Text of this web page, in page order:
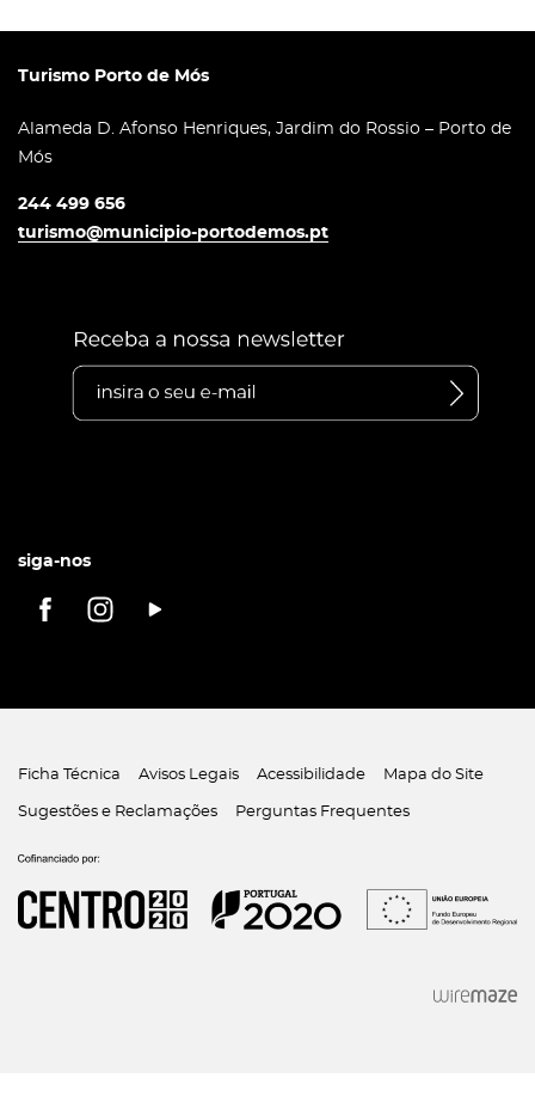
Turismo Porto de Mós
Alameda D. Afonso Henriques, Jardim do Rossio – Porto de
Mós
244 499 656
turismo@municipio-portodemos.pt
siga-nos
Ficha Técnica Avisos Legais Acessibilidade Mapa do Site
Sugestões e Reclamações Perguntas Frequentes